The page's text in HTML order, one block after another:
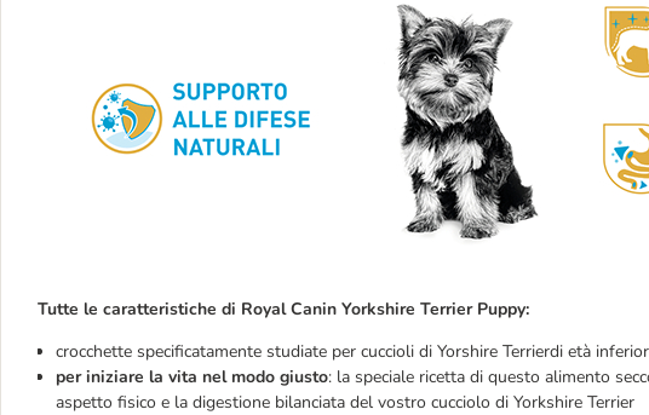
Tutte le caratteristiche di Royal Canin Yorkshire Terrier Puppy:
crocchette specificatamente studiate per cuccioli di Yorshire Terrierdi età
per iniziare la vita nel modo giusto: la speciale ricetta di questo alimento
aspetto fisico e la digestione bilanciata del vostro cucciolo di Yorkshire Terrier